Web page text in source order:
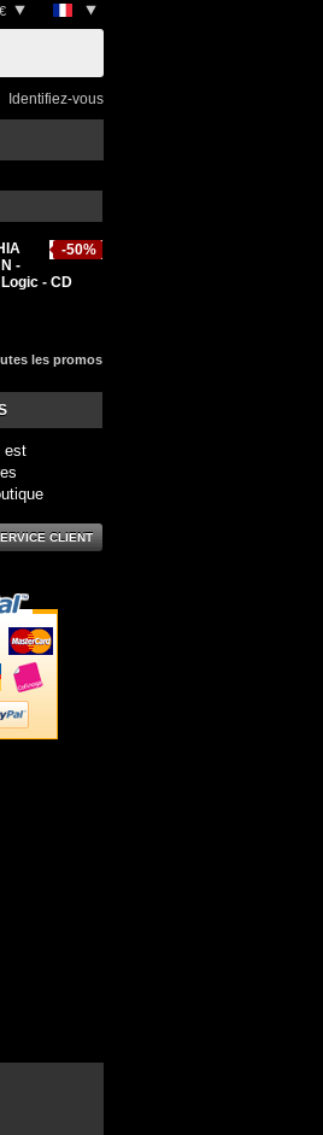
Identifiez-vous
-50%
-
- CD
les promos
est
CLIENT